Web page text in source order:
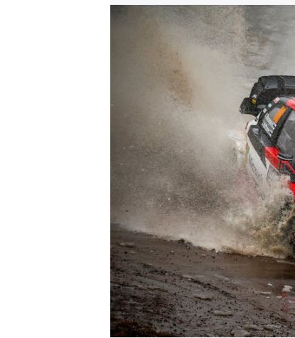
MÁS CATEGORÍAS